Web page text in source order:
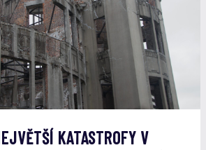
KATASTROFY V